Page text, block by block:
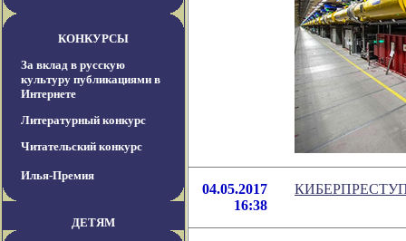
КОНКУРСЫ
За вклад в русскую
культуру публикациями в
Интернете
Литературный конкурс
Читательский конкурс
Илья-Премия
ДЕТЯМ
04.05.2017
16:38